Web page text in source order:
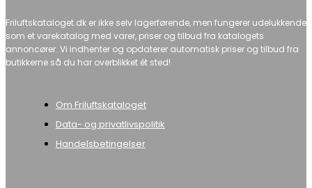
Friluftskataloget.dk er ikke selv lagerførende, men fungerer udelukkende
som et varekatalog med varer, priser og tilbud fra katalogets
annoncører. Vi indhenter og opdaterer automatisk priser og tilbud fra
butikkerne så du har overblikket ét sted!
Om Friluftskataloget
Data- og privatlivspolitik
Handelsbetingelser